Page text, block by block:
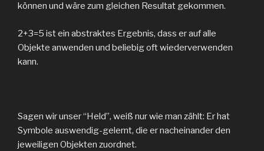
können und wäre zum gleichen Resultat gekommen.
2+3=5 ist ein abstraktes Ergebnis, dass er auf alle
Objekte anwenden und beliebig oft wiederverwenden
kann.
Sagen wir unser “Held”, weiß nur wie man zählt: Er hat
Symbole auswendig-gelernt, die er nacheinander den
jeweiligen Objekten zuordnet.